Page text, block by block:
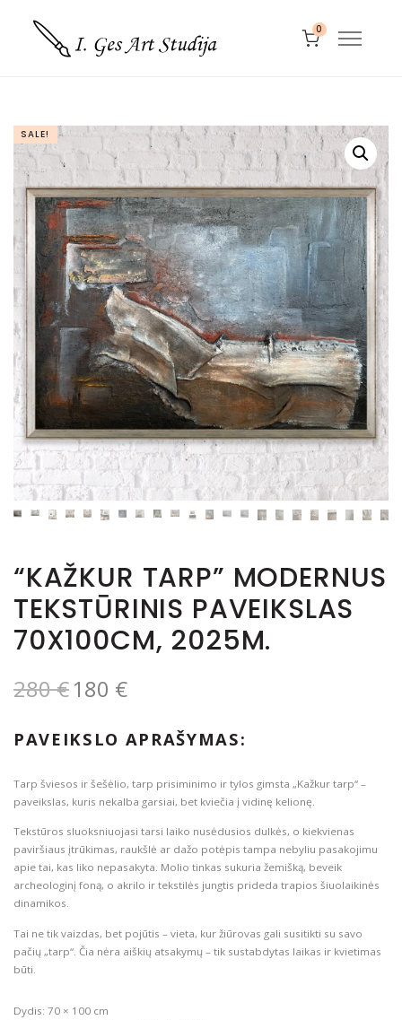
0
SALE!
“KAŽKUR TARP” MODERNUS
TEKSTŪRINIS PAVEIKSLAS
70X100CM, 2025M.
280€180 €
PAVEIKSLO APRAŠYMAS:
Tarp šviesos ir šešėlio, tarp prisiminimo ir tylos gimsta „Kažkur tarp“ –
paveikslas, kuris nekalba garsiai, bet kviečia į vidinę kelionę.
Tekstūros sluoksniuojasi tarsi laiko nusėdusios dulkės, o kiekvienas
paviršiaus įtrūkimas, raukšlė ar dažo potėpis tampa nebyliu pasakojimu
apie tai, kas liko nepasakyta. Molio tinkas sukuria žemišką, beveik
archeologinį foną, o akrilo ir tekstilės jungtis prideda trapios šiuolaikinės
dinamikos.
Tai ne tik vaizdas, bet pojūtis – vieta, kur žiūrovas gali susitikti su savo
pačių „tarp“. Čia nėra aiškių atsakymų – tik sustabdytas laikas ir kvietimas
būti.
Dydis: 70 × 100 cm